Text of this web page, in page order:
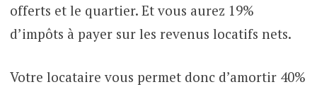
offerts et le quartier. Et vous aurez 19%
d’impôts à payer sur les revenus locatifs nets.
Votre locataire vous permet donc d’amortir 40%